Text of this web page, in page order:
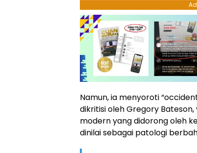
Namun, ia menyoroti
dikritisi oleh Gregory
modern yang didorong oleh
dinilai sebagai patologi